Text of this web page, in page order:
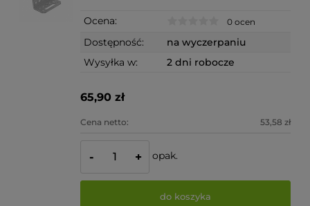
Ocena: 0 ocen
Dostępność:
na wyczerpaniu
Wysyłka w:
2 dni robocze
65,90 zł
Cena netto: 53,58 zł
- + opak.
do koszyka